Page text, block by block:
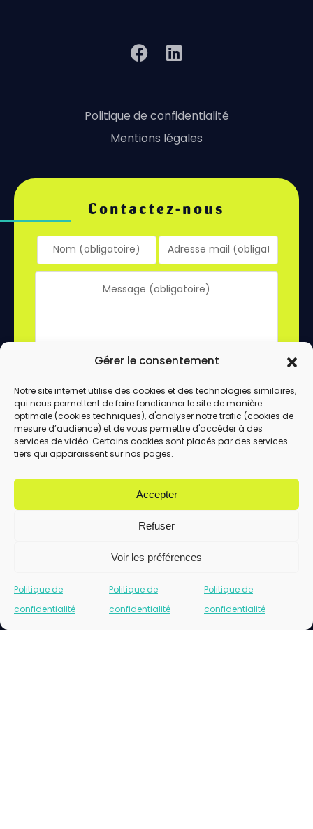
Gérer le consentement
Notre site internet utilise des cookies et des technologies similaires,
qui nous permettent de faire fonctionner le site de manière
optimale (cookies techniques), d'analyser notre trafic (cookies de
mesure d’audience) et de vous permettre d'accéder à des
services de vidéo. Certains cookies sont placés par des services
tiers qui apparaissent sur nos pages.
Accepter
Refuser
Voir les préférences
Politique de
confidentialité
Politique de
confidentialité
Politique de
confidentialité
Politique de confidentialité
Mentions légales
Contactez-nous
En utilisant ce formulaire, vous acceptez le
stockage et le traitement de vos données
par ce site.